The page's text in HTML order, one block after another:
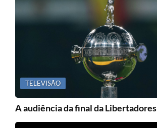
TELEVISÃO
A audiência da final da Libertadores